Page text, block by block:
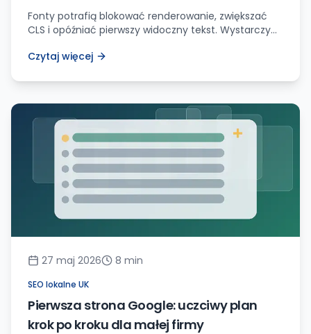
Fonty potrafią blokować renderowanie, zwiększać
CLS i opóźniać pierwszy widoczny tekst. Wystarczy
Czytaj więcej
27 maj 2026 8 min
SEO lokalne UK
Pierwsza strona Google: uczciwy plan
krok po kroku dla małej firmy